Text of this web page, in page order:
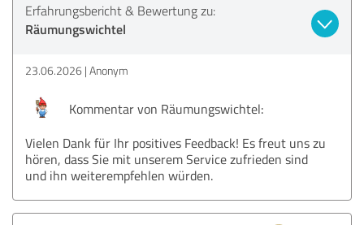
Erfahrungsbericht & Bewertung zu:
Räumungswichtel
23.06.2026 Anonym
Kommentar von Räumungswichtel:
Vielen Dank für Ihr positives Feedback! Es freut uns zu
hören, dass Sie mit unserem Service zufrieden sind
und ihn weiterempfehlen würden.